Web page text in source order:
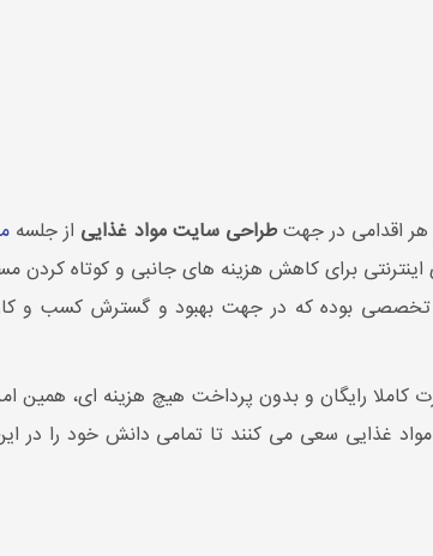
هر اقدامی در جهتطراحی سایت مواد غذایی از جلسه
برای کاهش هزینه های جانبی و کوتاه کردن
تخصصی بوده که در جهت بهبود و گسترش کسب و
کاملا رایگان و بدون پرداخت هیچ هزینه ای، همین
غذایی سعی می کنند تا تمامی دانش خود را در این